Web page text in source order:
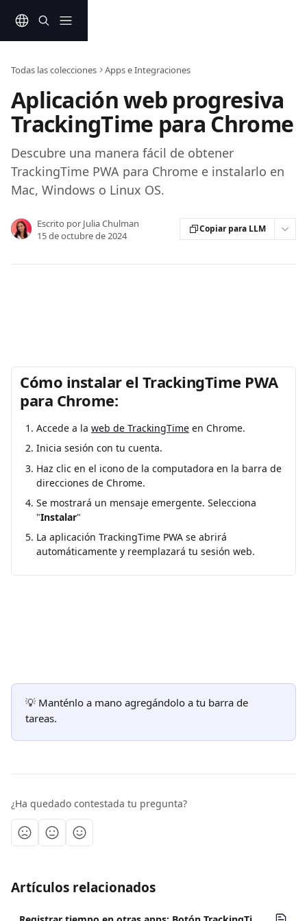
Todas las colecciones Apps e Integraciones
Aplicación web progresiva
TrackingTime para Chrome
Descubre una manera fácil de obtener
TrackingTime PWA para Chrome e instalarlo en
Mac, Windows o Linux OS.
Escrito por Julia Chulman
15 de octubre de 2024
Copiar para LLM
Cómo instalar el TrackingTime PWA
para Chrome:
Accede a la web de TrackingTime en Chrome.
Inicia sesión con tu cuenta.
Haz clic en el icono de la computadora en la barra de
direcciones de Chrome.
Se mostrará un mensaje emergente. Selecciona
"Instalar"
La aplicación TrackingTime PWA se abrirá
automáticamente y reemplazará tu sesión web.
💡 Manténlo a mano agregándolo a tu barra de
tareas.
¿Ha quedado contestada tu pregunta?
Artículos relacionados